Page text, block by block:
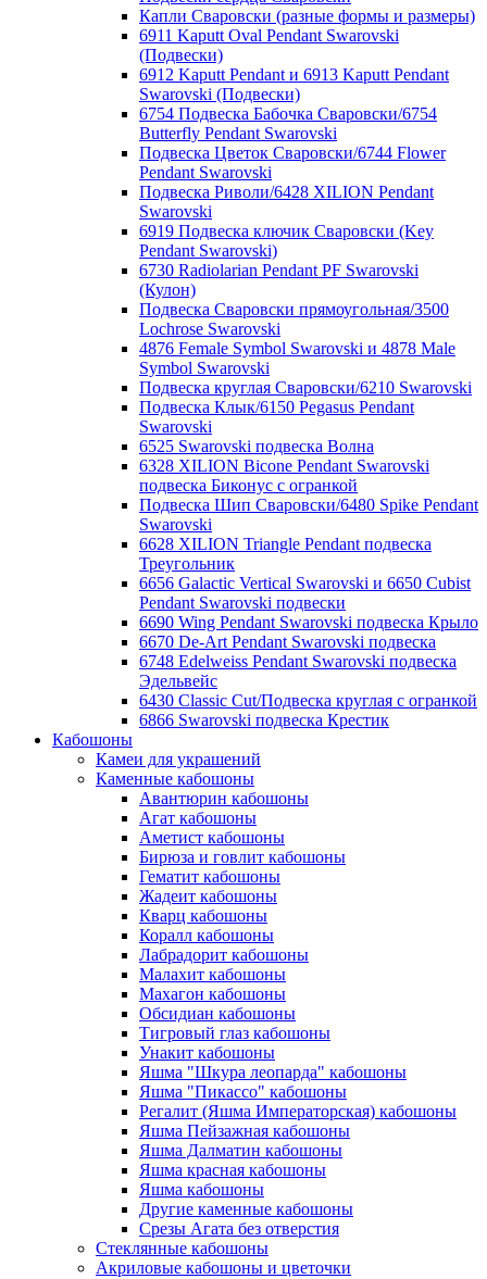
Капли Сваровски (разные формы и размеры)
6911 Kaputt Oval Pendant Swarovski
(Подвески)
6912 Kaputt Pendant и 6913 Kaputt Pendant
Swarovski (Подвески)
6754 Подвеска Бабочка Сваровски/6754
Butterfly Pendant Swarovski
Подвеска Цветок Сваровски/6744 Flower
Pendant Swarovski
Подвеска Риволи/6428 XILION Pendant
Swarovski
6919 Подвеска ключик Сваровски (Key
Pendant Swarovski)
6730 Radiolarian Pendant PF Swarovski
(Кулон)
Подвеска Сваровски прямоугольная/3500
Lochrose Swarovski
4876 Female Symbol Swarovski и 4878 Male
Symbol Swarovski
Подвеска круглая Сваровски/6210 Swarovski
Подвеска Клык/6150 Pegasus Pendant
Swarovski
6525 Swarovski подвеска Волна
6328 XILION Bicone Pendant Swarovski
подвеска Биконус c огранкой
Подвеска Шип Сваровски/6480 Spike Pendant
Swarovski
6628 XILION Triangle Pendant подвеска
Треугольник
6656 Galactic Vertical Swarovski и 6650 Cubist
Pendant Swarovski подвески
6690 Wing Pendant Swarovski подвеска Крыло
6670 De-Art Pendant Swarovski подвеска
6748 Edelweiss Pendant Swarovski подвеска
Эдельвейс
6430 Classic Cut/Подвеска круглая с огранкой
6866 Swarovski подвеска Крестик
Кабошоны
Камеи для украшений
Каменные кабошоны
Авантюрин кабошоны
Агат кабошоны
Аметист кабошоны
Бирюза и говлит кабошоны
Гематит кабошоны
Жадеит кабошоны
Кварц кабошоны
Коралл кабошоны
Лабрадорит кабошоны
Малахит кабошоны
Махагон кабошоны
Обсидиан кабошоны
Тигровый глаз кабошоны
Унакит кабошоны
Яшма "Шкура леопарда" кабошоны
Яшма "Пикассо" кабошоны
Регалит (Яшма Императорская) кабошоны
Яшма Пейзажная кабошоны
Яшма Далматин кабошоны
Яшма красная кабошоны
Яшма кабошоны
Другие каменные кабошоны
Срезы Агата без отверстия
Стеклянные кабошоны
Акриловые кабошоны и цветочки